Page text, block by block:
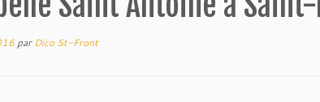
parDico St-Front